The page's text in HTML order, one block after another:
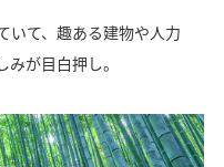
いて、趣ある建物や人力
が目白押し。